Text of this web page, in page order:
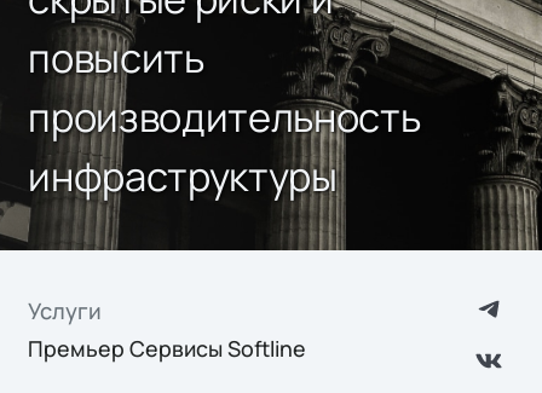
повысить
производительность
инфраструктуры
Услуги
Премьер Сервисы Softline